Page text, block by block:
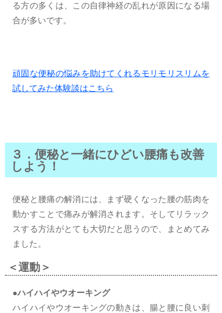
る方の多くは、この自律神経の乱れが原因になる場
合が多いです。
頑固な便秘の悩みを助けてくれるモリモリスリムを
試してみた体験談はこちら
３．便秘と一緒にひどい腰痛も改善
しよう！
便秘と腰痛の解消には、まず硬くなった腰の筋肉を
動かすことで痛みが解消されます。そしてリラック
スする方法がとても大切だと思うので、まとめてみ
ました。
＜運動＞
●ハイハイやウオーキング
ハイハイやウオーキングの動きは、腸と腰に良い刺